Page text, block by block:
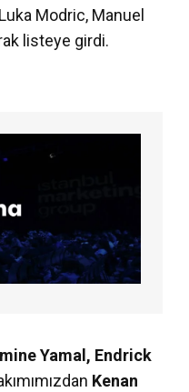
Modric, Manuel
listeye girdi.
Yamal, Endrick
Kenan